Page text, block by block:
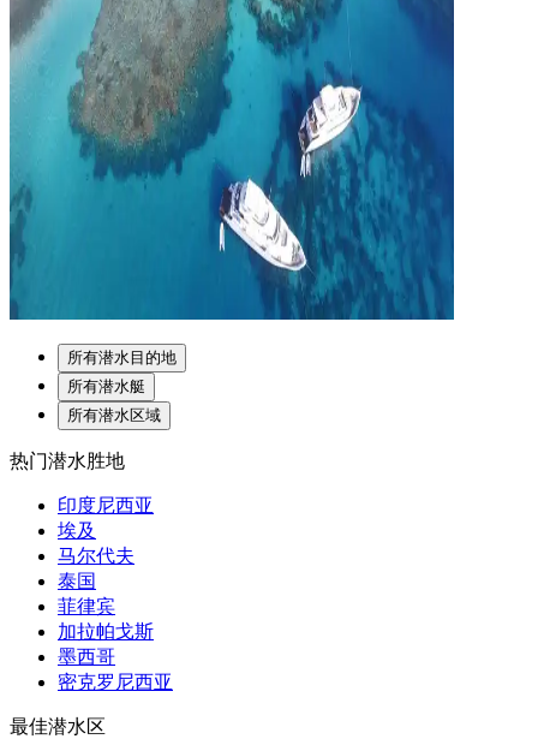
所有潜水目的地
所有潜水艇
所有潜水区域
热门潜水胜地
印度尼西亚
埃及
马尔代夫
泰国
菲律宾
加拉帕戈斯
墨西哥
密克罗尼西亚
最佳潜水区